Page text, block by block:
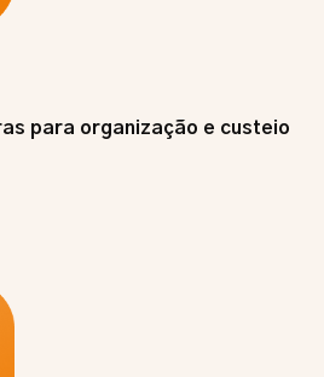
para organização e custeio